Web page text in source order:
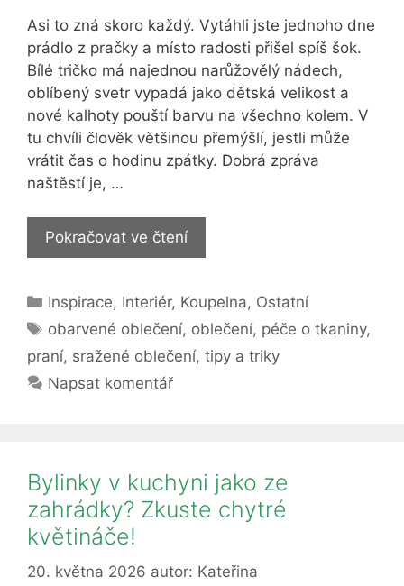
Asi to zná skoro každý. Vytáhli jste jednoho dne
prádlo z pračky a místo radosti přišel spíš šok.
Bílé tričko má najednou narůžovělý nádech,
oblíbený svetr vypadá jako dětská velikost a
nové kalhoty pouští barvu na všechno kolem. V
tu chvíli člověk většinou přemýšlí, jestli může
vrátit čas o hodinu zpátky. Dobrá zpráva
naštěstí je, …
Pokračovat ve čteníTriky
pro
praní:
Jak
na
Rubriky
Inspirace, Interiér, Koupelna, Ostatní
Štítky
obarvené oblečení, oblečení, péče o tkaniny,
praní, sražené oblečení, tipy a triky
Napsat komentář
Bylinky v kuchyni jako ze
zahrádky? Zkuste chytré
květináče!
20. května 2026 autor: Kateřina